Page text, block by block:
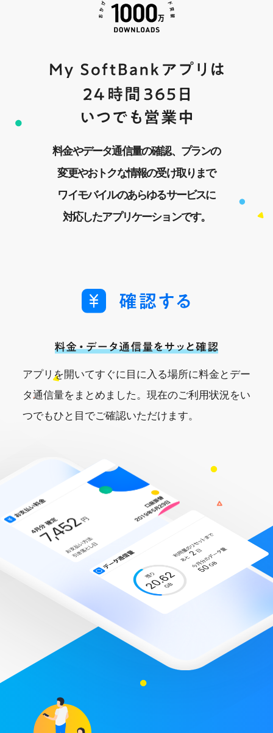
料金やデータ通信量の確認、プランの
変更やおトクな情報の受け取りまで
ワイモバイルのあらゆるサービスに
対応したアプリケーションです。
アプリを開いてすぐに目に入る場所に料金とデー
タ通信量をまとめました。現在のご利用状況をい
つでもひと目でご確認いただけます。